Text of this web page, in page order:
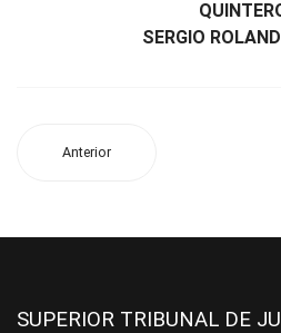
SERGIO
Anterior
SUPERIOR TRIBUNAL DE